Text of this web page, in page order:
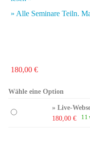
» Alle Seminare Teiln.
180,00€
Wähle eine Option
» Live-
180,00€ 11